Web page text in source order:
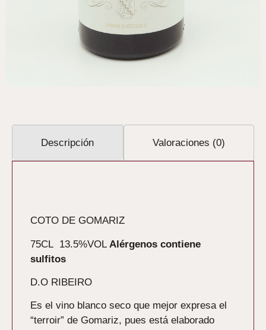
Descripción Valoraciones (0)
COTO DE GOMARIZ
75CL 13.5%VOL Alérgenos contiene
sulfitos
D.O RIBEIRO
Es el vino blanco seco que mejor expresa el
“terroir” de Gomariz, pues está elaborado